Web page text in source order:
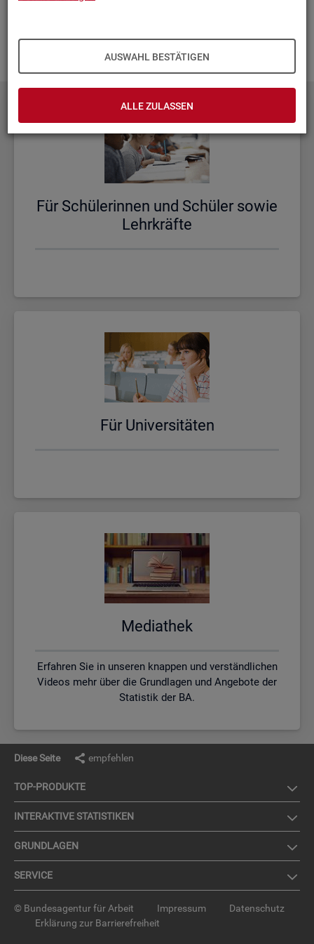
AUSWAHL BESTÄTIGEN
ALLE ZULASSEN
das gern in un­se­re Pla­nun­gen auf.
Für Schü­le­rin­nen und Schü­ler sowie
Lehr­kräf­te
Für Uni­ver­si­tä­ten
Me­dia­thek
Erfahren Sie in unseren knappen und verständlichen
Videos mehr über die Grundlagen und Angebote der
Statistik der BA.
Diese Seite empfehlen
TOP-PRO­DUK­TE
IN­TER­AK­TI­VE STA­TIS­TI­KEN
GRUND­LA­GEN
SER­VICE
© Bundesagentur für Arbeit Impressum
Datenschutz
Erklärung zur Barrierefreiheit